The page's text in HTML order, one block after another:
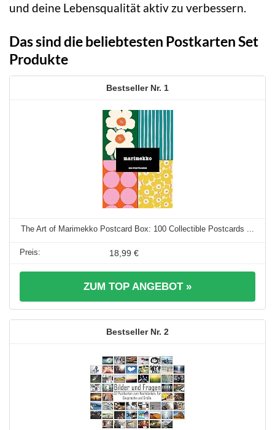
und deine Lebensqualität aktiv zu verbessern.
Das sind die beliebtesten Postkarten Set
Produkte
1
The Art of Marimekko Postcard Box: 100 Collectible Postcards ...
18,99 €
ZUM TOP ANGEBOT »
2